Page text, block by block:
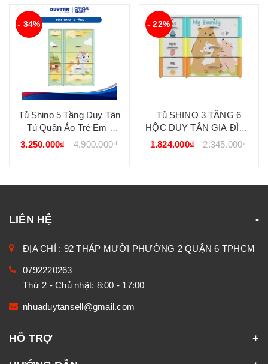
- 34%
Tủ Shino 5 Tầng Duy Tân
– Tủ Quần Áo Trẻ Em 10
Hộc Đa Năng, Gọn Gàng,
3.250.000₫ 4.900.000₫
- 22%
Tủ SHINO 3 TẦNG 6
HỘC DUY TÂN GIA ĐÌNH
GẤU
1.824.000₫ 2.345.000₫
LIÊN HỆ
ĐỊA CHỈ : 92 THÁP MƯỜI PHƯỜNG 2 QUẬN 6 TPHCM
0792220263
Thứ 2 - Chủ nhật: 8:00 - 17:00
nhuaduytansell@gmail.com
HỖ TRỢ